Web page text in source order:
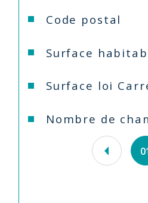
Caractéristiques Valeurs
Code postal
Surface
Surface loi
Nombre de